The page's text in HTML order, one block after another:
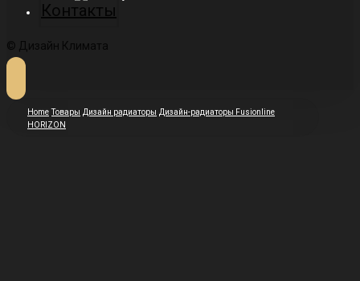
Контакты
© Дизайн Климата
Home Товары Дизайн радиаторы Дизайн-радиаторы Fusionline
HORIZON